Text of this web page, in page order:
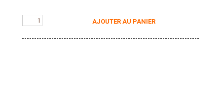
AJOUTER AU PANIER